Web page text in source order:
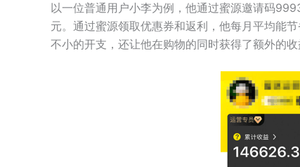
以一位普通用户小李为例，他通过蜜源邀请码
元。通过蜜源领取优惠券和返利，他每月平均能
不小的开支，还让他在购物的同时获得了额外的收